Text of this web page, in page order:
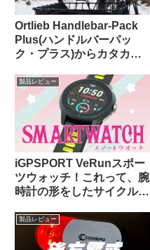
Ortlieb Handlebar-Pack
Plus(ハンドルバーパッ
ク・プラス)からカタカタ
はこれだった【豆感想】
製品レビュー
iGPSPORT VeRunスポー
ツウォッチ！これって、腕
時計の形をしたサイクルコ
製品レビュー